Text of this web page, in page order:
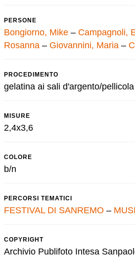
PERSONE
Bongiorno, Mike – Campagnoli,
Rosanna – Giovannini, Maria –
PROCEDIMENTO
gelatina ai sali d'argento/
MISURE
2,4x3,6
COLORE
b/n
PERCORSI TEMATICI
FESTIVAL DI SANREMO –
COPYRIGHT
Archivio Publifoto Intesa